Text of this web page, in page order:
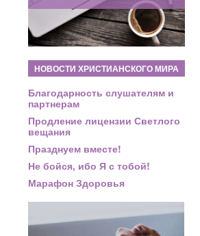
НОВОСТИ ХРИСТИАНСКОГО МИРА
Благодарность слушателям и
партнерам
Продление лицензии Светлого
вещания
Празднуем вместе!
Не бойся, ибо Я с тобой!
Марафон Здоровья